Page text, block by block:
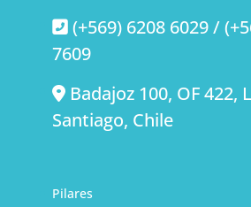
(+569) 6208 6029 /
7609
Badajoz 100, OF 422,
Santiago, Chile
Pilares